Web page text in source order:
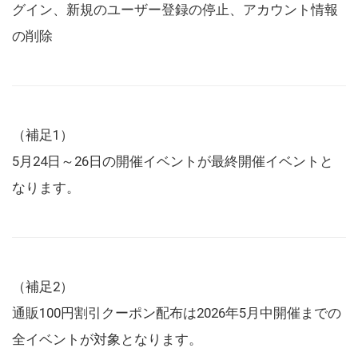
グイン、新規のユーザー登録の停止、アカウント情報
の削除
（補足1）
5月24日～26日の開催イベントが最終開催イベントと
なります。
（補足2）
通販100円割引クーポン配布は2026年5月中開催までの
全イベントが対象となります。